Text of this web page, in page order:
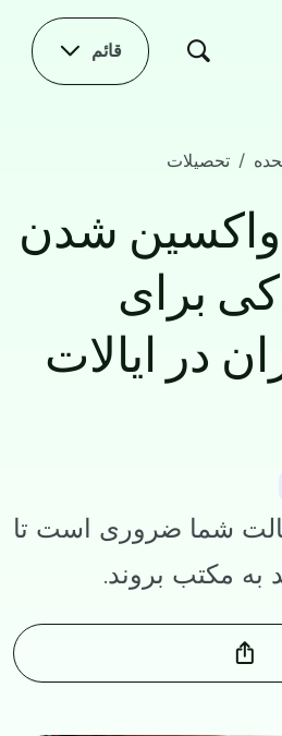
قائم
تحصیلات
شدن
برای
در ایالات
شما ضروری است تا
به مکتب بروند.